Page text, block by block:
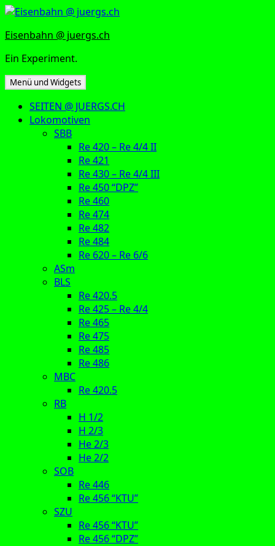
Zum
springen
Eisenbahn @ juergs.ch
Ein Experiment.
Menü und Widgets
SEITEN @ JUERGS.CH
Lokomotiven
SBB
Re 420 – Re 4/4 II
Re 421
Re 430 – Re 4/4 III
Re 450 “DPZ”
Re 460
Re 474
Re 482
Re 484
Re 620 – Re 6/6
ASm
BLS
Re 420.5
Re 425 – Re 4/4
Re 465
Re 475
Re 485
Re 486
MBC
Re 420.5
RB
H 1/2
H 2/3
He 2/3
He 2/2
SOB
Re 446
Re 456 “KTU”
SZU
Re 456 “KTU”
Re 456 “DPZ”